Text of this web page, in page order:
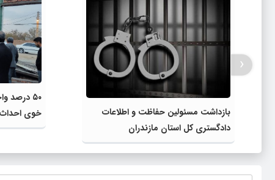
بازداشت مسئولین حفاظت و اطلاعات
دادگستری کل استان مازندران
۵۰ درصد
خوی
‹